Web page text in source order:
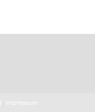
Impressum